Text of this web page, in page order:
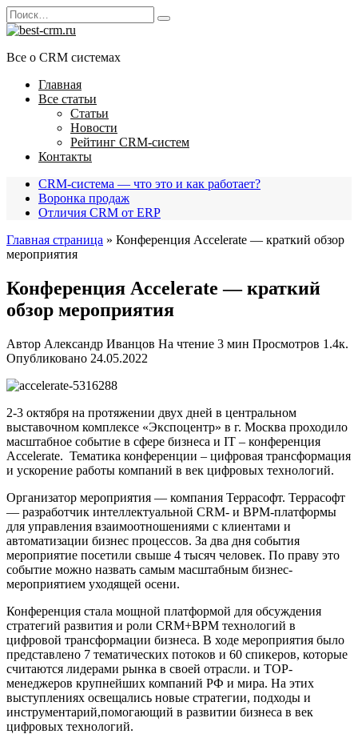
Перейти
к
Search
for:
Все о CRM системах
Главная
Все статьи
Статьи
Новости
Рейтинг CRM-систем
Контакты
CRM-система — что это и как работает?
Воронка продаж
Отличия CRM от ERP
Главная страница » Конференция Accelerate — краткий обзор
мероприятия
Конференция Accelerate — краткий
обзор мероприятия
Автор Александр Иванцов На чтение 3 мин Просмотров 1.4к.
Опубликовано 24.05.2022
2-3 октября на протяжении двух дней в центральном
выставочном комплексе «Экспоцентр» в г. Москва проходило
масштабное событие в сфере бизнеса и IT – конференция
Accelerate. Тематика конференции – цифровая трансформация
и ускорение работы компаний в век цифровых технологий.
Организатор мероприятия — компания Террасофт. Террасофт
— разработчик интеллектуальной CRM- и BPM-платформы
для управления взаимоотношениями с клиентами и
автоматизации бизнес процессов. За два дня события
мероприятие посетили свыше 4 тысяч человек. По праву это
событие можно назвать самым масштабным бизнес-
мероприятием уходящей осени.
Конференция стала мощной платформой для обсуждения
стратегий развития и роли CRM+BPM технологий в
цифровой трансформации бизнеса. В ходе мероприятия было
представлено 7 тематических потоков и 60 спикеров, которые
считаются лидерами рынка в своей отрасли. и TOP-
менеджеров крупнейших компаний РФ и мира. На этих
выступлениях освещались новые стратегии, подходы и
инструментарий,помогающий в развитии бизнеса в век
цифровых технологий.